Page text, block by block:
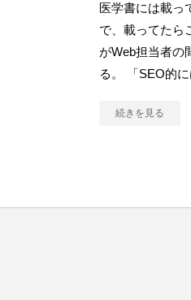
医学書には載っ
で、載ってたら
がWeb担当者の
る。 「SEO的
続きを見る